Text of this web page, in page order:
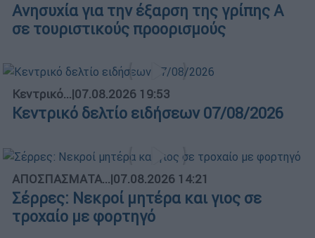
Ανησυχία για την έξαρση της γρίπης Α
σε τουριστικούς προορισμούς
Κεντρικό...|07.08.2026 19:53
Κεντρικό δελτίο ειδήσεων 07/08/2026
ΑΠΟΣΠΑΣΜΑΤΑ...|07.08.2026 14:21
Σέρρες: Νεκροί μητέρα και γιος σε
τροχαίο με φορτηγό